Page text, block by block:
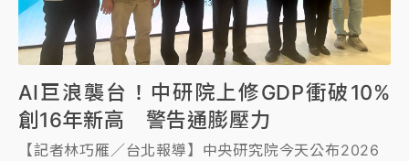
AI巨浪襲台！中研院上修GDP衝破10%
創16年新高 警告通膨壓力
【記者林巧雁／台北報導】中央研究院今天公布2026